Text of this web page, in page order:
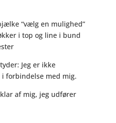
“vælg en mulighed”
i top og line i bund
Jeg er ikke
forbindelse med mig.
af mig, jeg udfører